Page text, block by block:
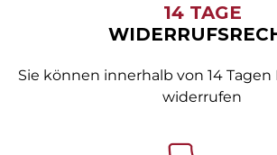
14 TAGE
Sie können innerhalb von 14
widerrufen